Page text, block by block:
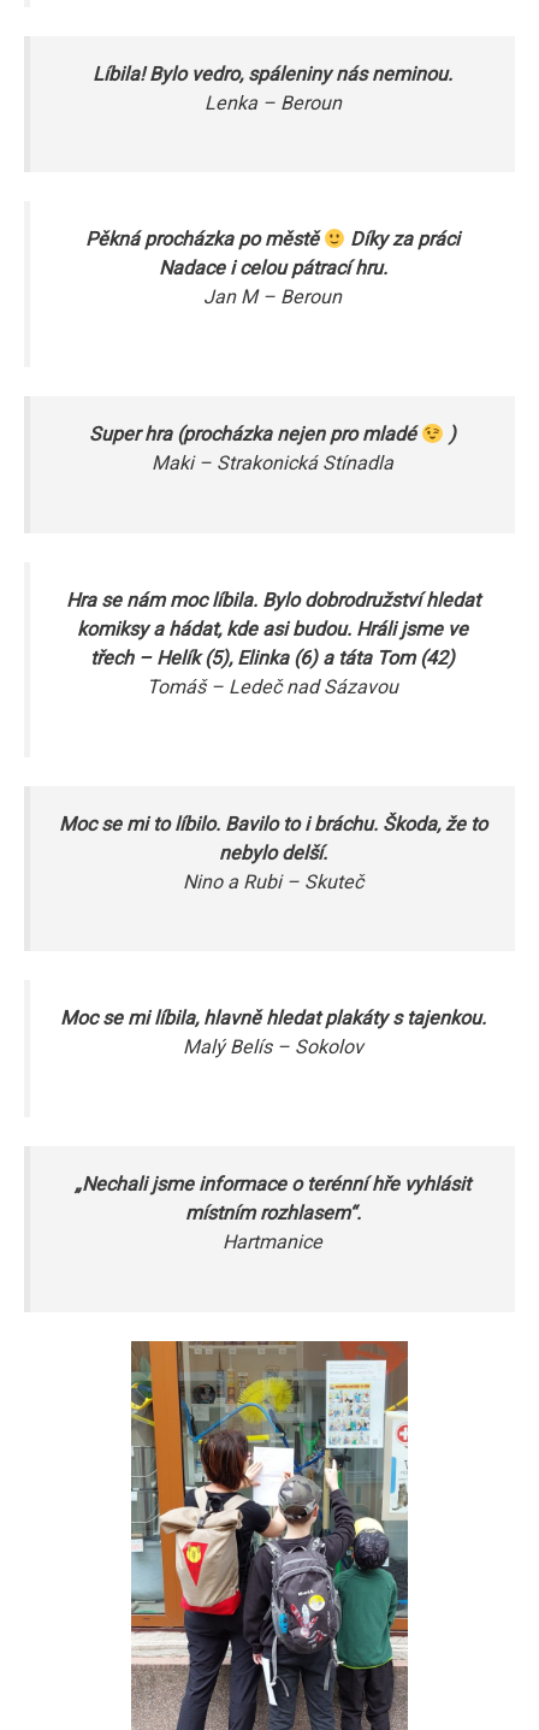
Líbila! Bylo vedro, spáleniny nás neminou.
Lenka – Beroun
Pěkná procházka po městě
Díky za práci
Nadace i celou pátrací hru.
Jan M – Beroun
Super hra (procházka nejen pro mladé
)
Maki – Strakonická Stínadla
Hra se nám moc líbila. Bylo dobrodružství hledat
komiksy a hádat, kde asi budou. Hráli jsme ve
třech – Helík (5), Elinka (6) a táta Tom (42)
Tomáš – Ledeč nad Sázavou
Moc se mi to líbilo. Bavilo to i bráchu. Škoda, že to
nebylo delší.
Nino a Rubi – Skuteč
Moc se mi líbila, hlavně hledat plakáty s tajenkou.
Malý Belís – Sokolov
„Nechali jsme informace o terénní hře vyhlásit
místním rozhlasem“.
Hartmanice